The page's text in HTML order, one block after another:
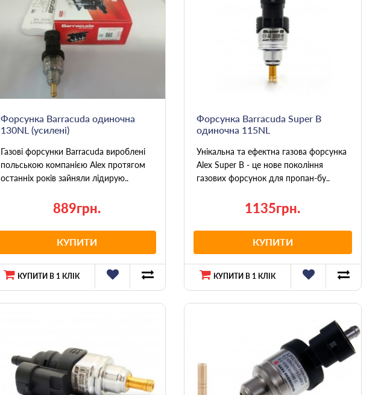
Форсунка Barracuda одиночна
130NL (усилені)
Газові форсунки Barracuda вироблені
польською компанією Alex протягом
останніх років зайняли лідирую..
889грн.
КУПИТИ
КУПИТИ В 1 КЛІК
Форсунка Barracuda Super B
одиночна 115NL
Унікальна та ефектна газова форсунка
Alex Super B - це нове покоління
газових форсунок для пропан-бу..
1135грн.
КУПИТИ
КУПИТИ В 1 КЛІК